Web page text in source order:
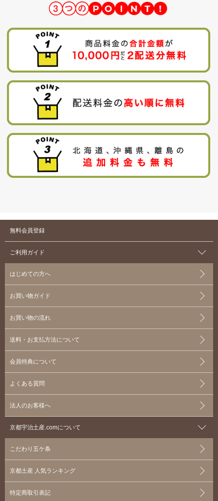
無料会員登録
ご利用ガイド
はじめての方へ
お買い物ガイド
お買い物の流れ
送料・お支払方法について
会員特典について
よくある質問
法人のお客様へ
京都宇治土産.comについて
こだわり五ケ条
京都土産 人気ランキング
特定商取引表記